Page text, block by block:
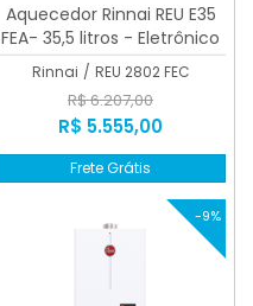
Aquecedor Rinnai REU E35
FEA- 35,5 litros - Eletrônico
Rinnai / REU 2802 FEC
R$ 6.207,00
R$ 5.555,00
Frete Grátis
-9%